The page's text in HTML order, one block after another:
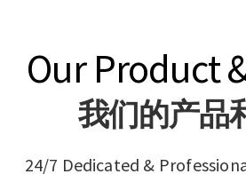
Our Product
我们的产品
24/7 Dedicated &